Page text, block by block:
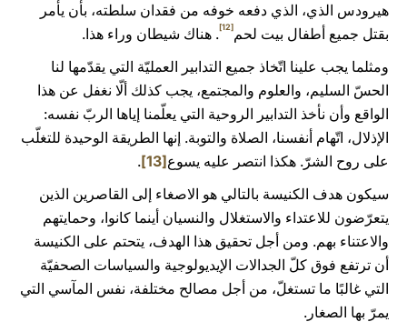
هيرودس الذي، الذي دفعه خوفه من فقدان سلطته، بأن يأمر
بقتل جميع أطفال بيت لحم[12]
. هناك شيطان وراء هذا.
ومثلما يجب علينا اتّخاذ جميع التدابير العمليّة التي يقدّمها لنا
الحسّ السليم، والعلوم والمجتمع، يجب كذلك ألّا نغفل عن هذا
الواقع وأن نأخذ التدابير الروحية التي يعلّمنا إياها الربّ نفسه:
الإذلال، اتّهام أنفسنا، الصلاة والتوبة. إنها الطريقة الوحيدة للتغلّب
على روح الشرّ. هكذا انتصر عليه يسوع[13]
.
سيكون هدف الكنيسة بالتالي هو الاصغاء إلى القاصرين الذين
يتعرّضون للاعتداء والاستغلال والنسيان أينما كانوا، وحمايتهم
والاعتناء بهم. ومن أجل تحقيق هذا الهدف، يتحتم على الكنيسة
أن ترتفع فوق كلّ الجدالات الإيديولوجية والسياسات الصحفيّة
التي غالبًا ما تستغلّ، من أجل مصالح مختلفة، نفس المآسي التي
يمرّ بها الصغار.